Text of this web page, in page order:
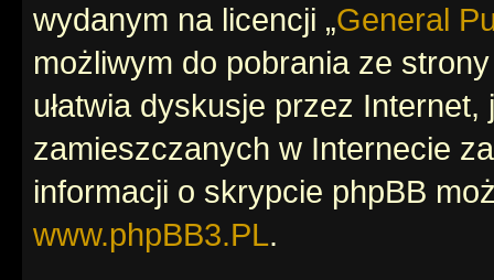
wydanym na licencji „General
możliwym do pobrania ze
ułatwia dyskusje przez
zamieszczanych w Internecie
informacji o skrypcie phpBB
www.phpBB3.PL.